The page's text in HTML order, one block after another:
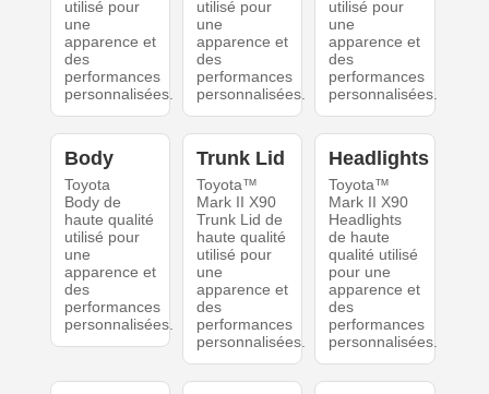
utilisé pour
une
apparence et
des
performances
personnalisées.
utilisé pour
une
apparence et
des
performances
personnalisées.
utilisé pour
une
apparence et
des
performances
personnalisées.
Body
Toyota
Body de
haute qualité
utilisé pour
une
apparence et
des
performances
personnalisées.
Trunk Lid
Toyota™
Mark II X90
Trunk Lid de
haute qualité
utilisé pour
une
apparence et
des
performances
personnalisées.
Headlights
Toyota™
Mark II X90
Headlights
de haute
qualité utilisé
pour une
apparence et
des
performances
personnalisées.